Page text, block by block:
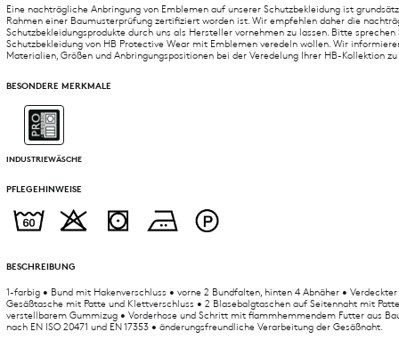
BESONDERE MERKMALE
INDUSTRIEWÄSCHE
PFLEGEHINWEISE
BESCHREIBUNG
1-farbig • Bund mit Hakenverschluss • vorne 2 Bundfalten, hinten 4 Abnäher •
Gesäßtasche mit Patte und Klettverschluss • 2 Blasebalgtaschen auf Seitennaht mit
verstellbarem Gummizug • Vorderhose und Schritt mit flammhemmendem Futter aus
nach EN ISO 20471 und EN 17353 • änderungsfreundliche Verarbeitung der Gesäßnaht.
Eine nachträgliche Anbringung von Emblemen auf unserer Schutzbekleidung ist
Rahmen einer Baumusterprüfung zertifiziert worden ist. Wir empfehlen daher die
Schutzbekleidungsprodukte durch uns als Hersteller vornehmen zu lassen. Bitte sprechen
Schutzbekleidung von HB Protective Wear mit Emblemen veredeln wollen. Wir
Materialien, Größen und Anbringungspositionen bei der Veredelung Ihrer HB-Kollektion